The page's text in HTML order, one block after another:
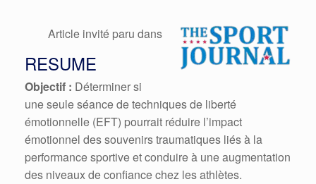
Article invité paru dans
RESUME
Objectif : Déterminer si
une seule séance de techniques de liberté
émotionnelle (EFT) pourrait réduire l’impact
émotionnel des souvenirs traumatiques liés à la
performance sportive et conduire à une augmentation
des niveaux de confiance chez les athlètes.